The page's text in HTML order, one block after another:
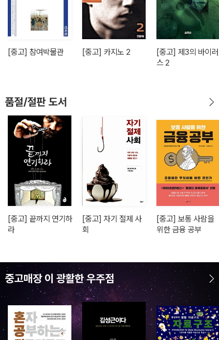
[중고] 참여박물관 [중고] 카지노 2
[중고] 제3의 바이러
스 2
품절/절판 도서
[중고] 끝까지 연기하
라
[중고] 자기 절제 사
회
[중고] 보통 사람을
위한 금융 공부
중고매장 이 광활한 우주점